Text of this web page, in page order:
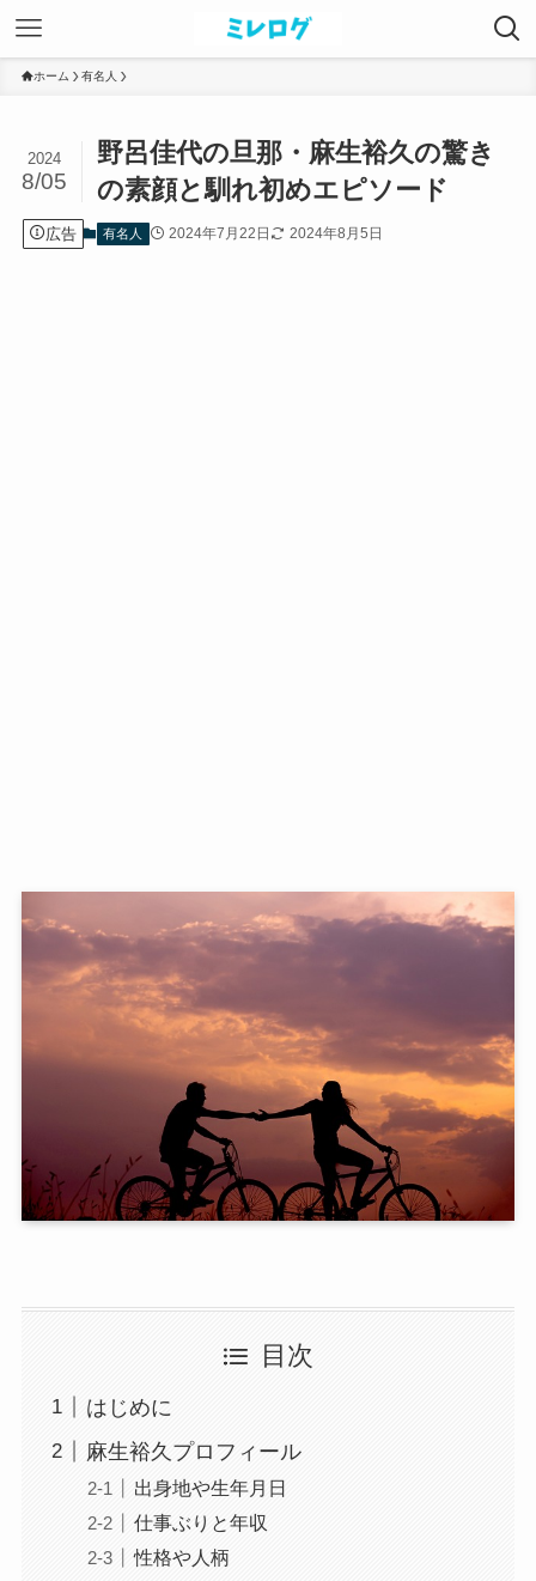
ホーム 有名人
野呂佳代の旦那・麻生裕久の驚き
の素顔と馴れ初めエピソード
2024
8/05
広告 有名人 2024年7月22日 2024年8月5日
目次
はじめに
麻生裕久プロフィール
出身地や生年月日
仕事ぶりと年収
性格や人柄